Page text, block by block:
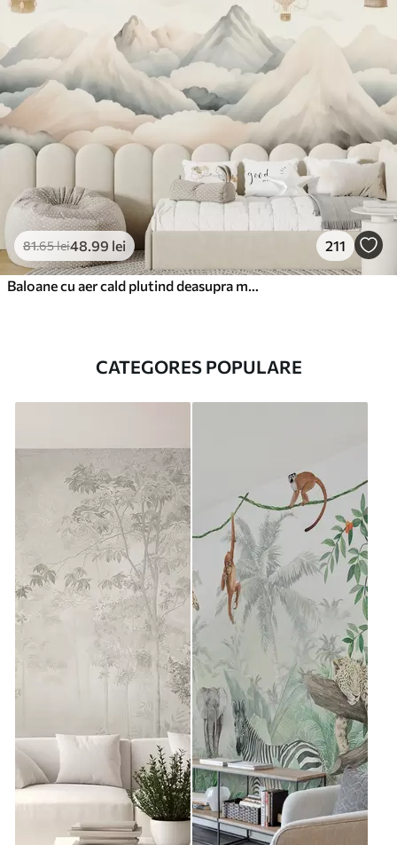
81.65lei48 .99 lei 211
CATEGORES POPULARE